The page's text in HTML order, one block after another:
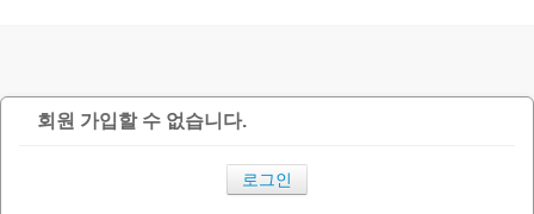
회원 가입할 수 없습니다.
로그인